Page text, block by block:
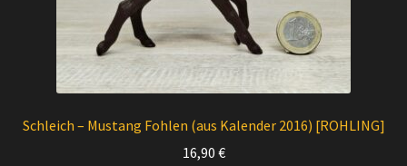
Schleich – Mustang Fohlen (aus Kalender 2016) [ROHLING]
16,90 €